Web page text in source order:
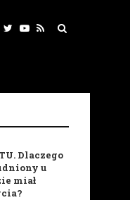
Dlaczego
u
miał